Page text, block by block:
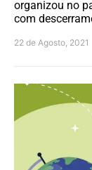
organizou no
com
22 de Agosto, 2021